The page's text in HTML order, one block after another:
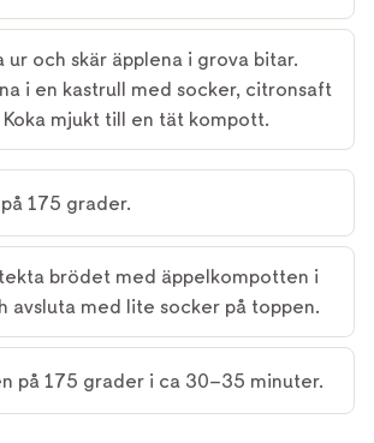
ur och skär äpplena i grova bitar.
i en kastrull med socker, citronsaft
mjukt till en tät kompott.
175 grader.
brödet med äppelkompotten i
avsluta med lite socker på toppen.
på 175 grader i ca 30–35 minuter.